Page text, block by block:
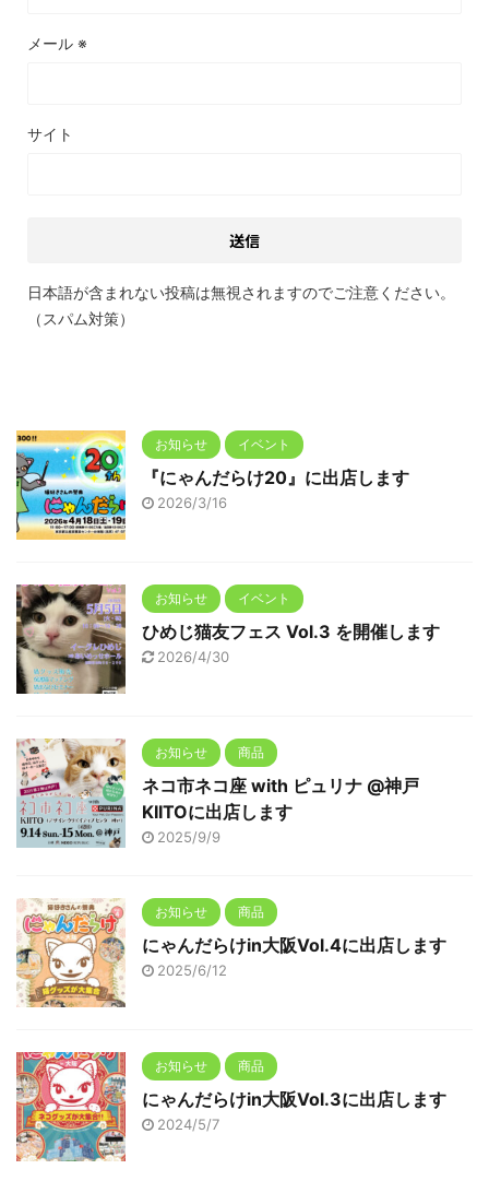
メール ※
サイト
日本語が含まれない投稿は無視されますのでご注意ください。
（スパム対策）
お知らせ イベント
『にゃんだらけ20』に出店します
2026/3/16
お知らせ イベント
ひめじ猫友フェス Vol.3 を開催します
2026/4/30
お知らせ 商品
ネコ市ネコ座 with ピュリナ @神戸
KIITOに出店します
2025/9/9
お知らせ 商品
にゃんだらけin大阪Vol.4に出店します
2025/6/12
お知らせ 商品
にゃんだらけin大阪Vol.3に出店します
2024/5/7